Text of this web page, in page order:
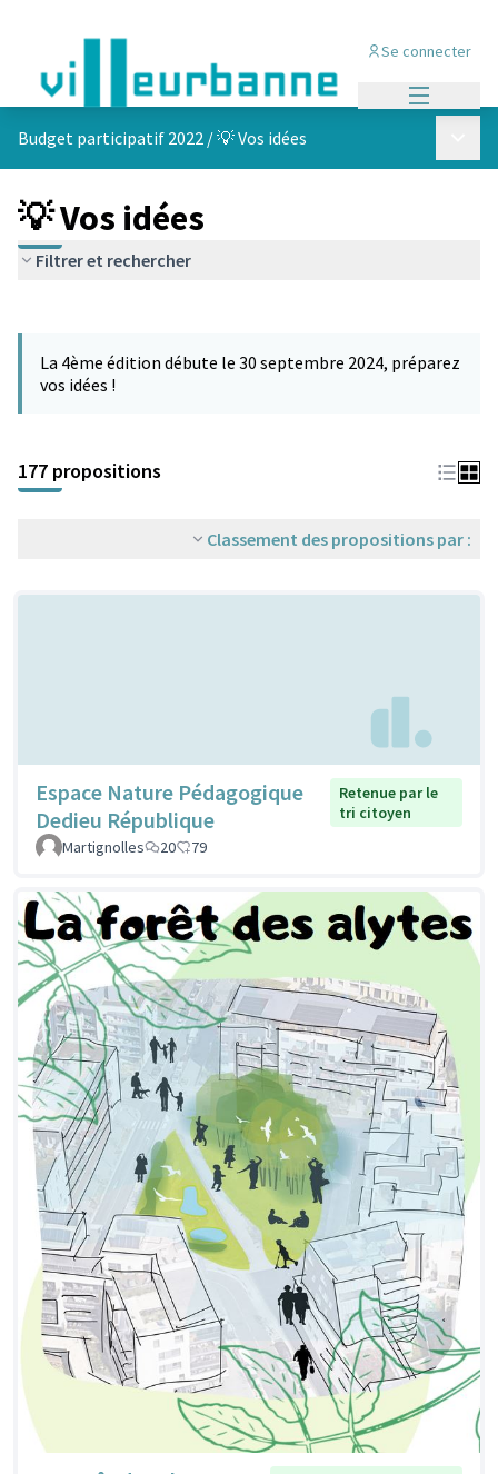
Se connecter
Budget participatif 2022 /💡 Vos idées
💡 Vos idées
Filtrer et rechercher
−
La 4ème édition débute le 30 septembre 2024, préparez
vos idées !
177 propositions
Classement des propositions par :
Espace Nature Pédagogique
Dedieu République
Retenue par le
tri citoyen
Martignolles
20 79